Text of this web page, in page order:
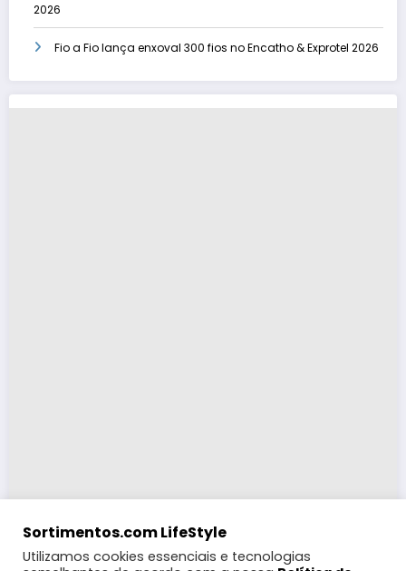
2026
Fio a Fio lança enxoval 300 fios no Encatho & Exprotel 2026
Sortimentos.com LifeStyle
Utilizamos cookies essenciais e tecnologias